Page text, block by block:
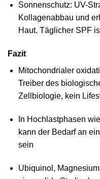
Sonnenschutz: UV-
Kollagenabbau und
Haut. Täglicher SPF
Fazit
Mitochondrialer
Treiber des
Zellbiologie, kein
In Hochlastphasen
kann der Bedarf an
sein
Ubiquinol,